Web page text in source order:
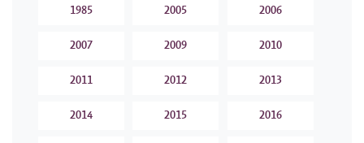
1985 2005 2006
2007 2009 2010
2011 2012 2013
2014 2015 2016